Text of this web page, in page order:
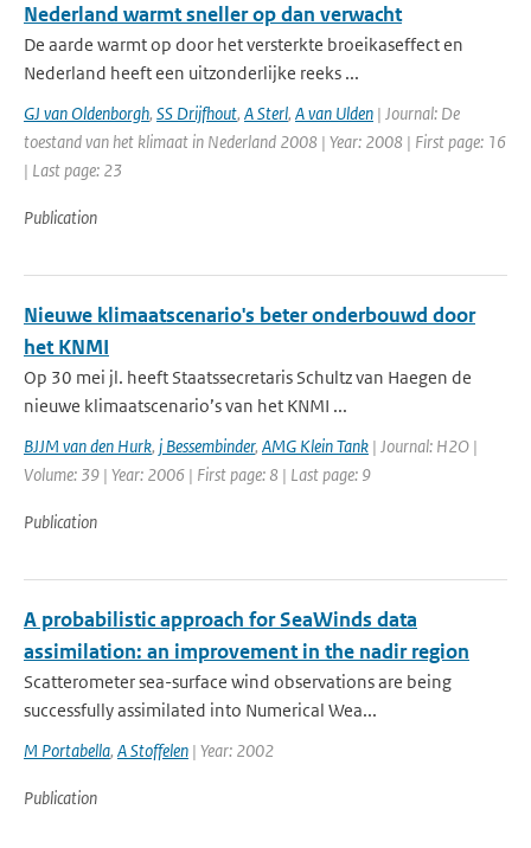
Nederland warmt sneller op dan verwacht
De aarde warmt op door het versterkte broeikaseffect en
Nederland heeft een uitzonderlijke reeks ...
GJ van Oldenborgh, SS Drijfhout, A Sterl, A van Ulden | Journal: De
toestand van het klimaat in Nederland 2008 | Year: 2008 | First page: 16
| Last page: 23
Publication
Nieuwe klimaatscenario's beter onderbouwd door
het KNMI
Op 30 mei jl. heeft Staatssecretaris Schultz van Haegen de
nieuwe klimaatscenario’s van het KNMI ...
BJJM van den Hurk, j Bessembinder, AMG Klein Tank | Journal: H2O |
Volume: 39 | Year: 2006 | First page: 8 | Last page: 9
Publication
A probabilistic approach for SeaWinds data
assimilation: an improvement in the nadir region
Scatterometer sea-surface wind observations are being
successfully assimilated into Numerical Wea...
M Portabella, A Stoffelen | Year: 2002
Publication